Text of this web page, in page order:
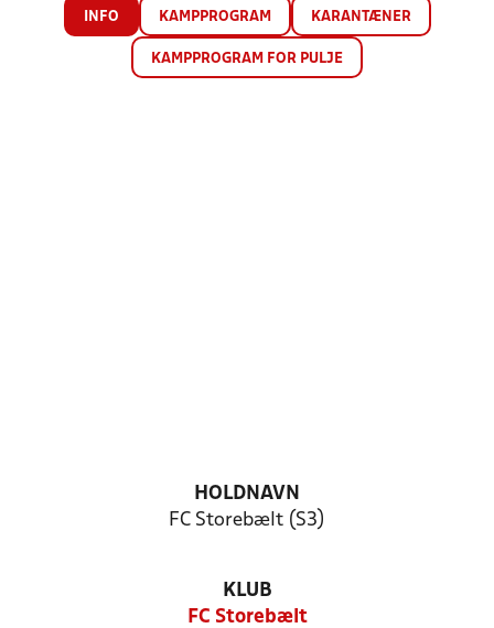
INFO KAMPPROGRAM KARANTÆNER
KAMPPROGRAM FOR PULJE
HOLDNAVN
FC Storebælt (S3)
KLUB
FC Storebælt